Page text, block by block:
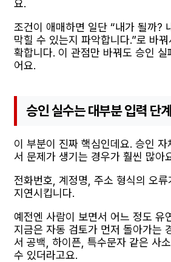
요.
조건이 애매하면 일단 “내가 될까?
막힐 수 있는지 파악합니다.”로 바
확합니다. 이 관점만 바꿔도 승인
어요.
승인 실수는 대부분 입력 단
이 부분이 진짜 핵심인데요. 승인 자
서 문제가 생기는 경우가 훨씬 많아
전화번호, 계정명, 주소 형식의 오
지연시킵니다.
예전엔 사람이 보면서 어느 정도 유
지금은 자동 검토가 먼저 돌아가는
서 공백, 하이픈, 특수문자 같은 사
수 있더라고요.